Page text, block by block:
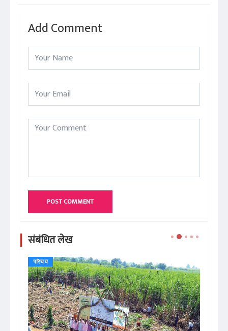
Add Comment
POST COMMENT
संबंधित लेख
परिचय